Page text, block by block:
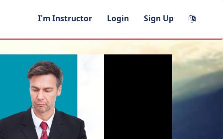
I'm Instructor Login Sign Up